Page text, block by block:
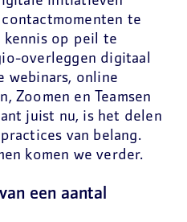
te
kennis op peil te
overleggen digitaal
webinars, online
Zoomen en Teamsen
juist nu, is het delen
van belang.
komen we verder.
een aantal